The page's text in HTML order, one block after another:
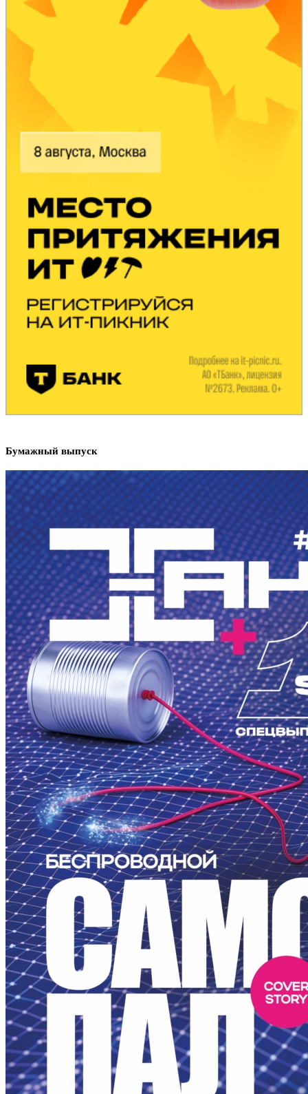
Бумажный выпуск